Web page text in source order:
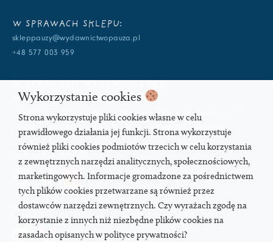
W SPRAWACH SKLEPU:
skleppauzy@wydawnictwopauza.pl
+48 577 003 959
info@wydawnictwopauza.pl
+48 501 177 119 (czynny w dni powszednie w godzinach 11-15,
proszę o wysłanie wiadomości SMS, gdybym nie odbierała)
SOCIAL MEDIA
PODCAST
Wykorzystanie cookies
Strona wykorzystuje pliki cookies własne w celu
prawidłowego działania jej funkcji. Strona wykorzystuje
również pliki cookies podmiotów trzecich w celu korzystania
z zewnętrznych narzędzi analitycznych, społecznościowych,
marketingowych. Informacje gromadzone za pośrednictwem
tych plików cookies przetwarzane są również przez
dostawców narzędzi zewnętrznych. Czy wyrażach zgodę na
korzystanie z innych niż niezbędne plików cookies na
zasadach opisanych w polityce prywatności?